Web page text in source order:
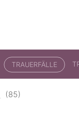
TRAUERFÄLLE
(85)